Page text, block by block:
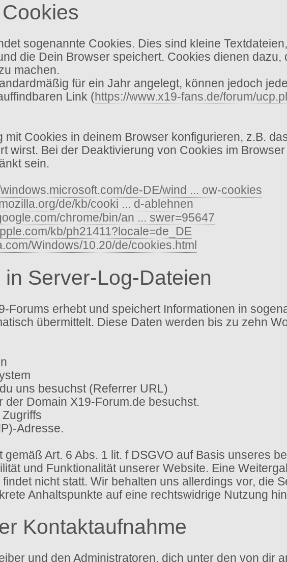
sogenannte Cookies. Dies sind kleine
die Dein Browser speichert. Cookies dienen
machen.
für ein Jahr angelegt, können jedoch
Link (https://www.x19-fans.de/forum/
mit Cookies in deinem Browser konfigurieren, z.B.
wirst. Bei der Deaktivierung von Cookies im
sein.
de-DE/wind ... ow-cookies
de/kb/cooki ... d-ablehnen
chrome/bin/an ... swer=95647
kb/ph21411?locale=de_DE
Windows/10.20/de/cookies.html
Server-Log-Dateien
Forums erhebt und speichert Informationen in
übermittelt. Diese Daten werden bis zu zehn
uns besuchst (Referrer URL)
der Domain X19-Forum.de besuchst.
Adresse.
gemäß Art. 6 Abs. 1 lit. f DSGVO auf Basis unseres
und Funktionalität unserer Website. Eine
nicht statt. Wir behalten uns allerdings vor, die
Anhaltspunkte auf eine rechtswidrige Nutzung
Kontaktaufnahme
und den Administratoren, dich unter den von dir